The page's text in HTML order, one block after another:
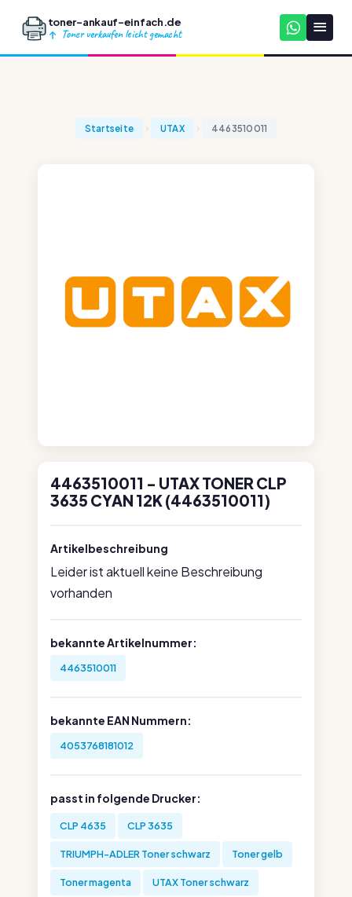
toner-ankauf-einfach.de
Toner verkaufen leicht gemacht
Startseite UTAX 4463510011
4463510011 - UTAX TONER CLP
3635 CYAN 12K (4463510011)
Artikelbeschreibung
Leider ist aktuell keine Beschreibung
vorhanden
bekannte Artikelnummer:
4463510011
bekannte EAN Nummern:
4053768181012
passt in folgende Drucker:
CLP 4635 CLP 3635
TRIUMPH-ADLER Toner schwarz Toner gelb
Toner magenta UTAX Toner schwarz